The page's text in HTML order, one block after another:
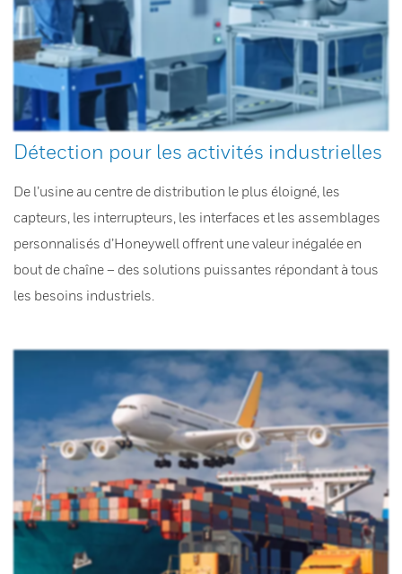
Détection pour les activités industrielles
De l’usine au centre de distribution le plus éloigné, les
capteurs, les interrupteurs, les interfaces et les assemblages
personnalisés d’Honeywell offrent une valeur inégalée en
bout de chaîne – des solutions puissantes répondant à tous
les besoins industriels.